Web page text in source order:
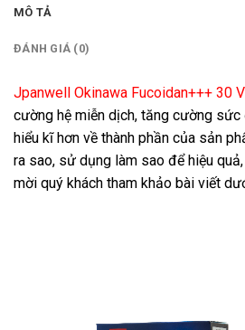
MÔ TẢ
ĐÁNH GIÁ (0)
Jpanwell Okinawa Fucoidan+++ 30
cường hệ miễn dịch, tăng cường
hiểu kĩ hơn về thành phần của sản
ra sao, sử dụng làm sao để hiệu
mời quý khách tham khảo bài viết